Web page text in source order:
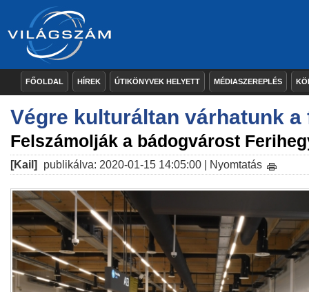
FŐOLDAL HÍREK ÚTIKÖNYVEK HELYETT MÉDIASZEREPLÉS
Végre kulturáltan várhatunk a
Felszámolják a bádogvárost
[Kail] publikálva: 2020-01-15 14:05:00 | Nyomtatás